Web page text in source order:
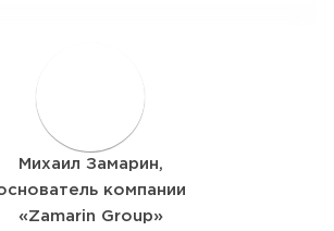
Михаил Замарин,
компании
«Zamarin Group»